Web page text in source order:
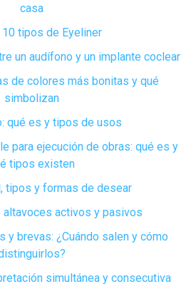
casa
10 tipos de Eyeliner
un audífono y un implante coclear
de colores más bonitas y qué
simbolizan
qué es y tipos de usos
para ejecución de obras: qué es y
tipos existen
tipos y formas de desear
altavoces activos y pasivos
y brevas: ¿Cuándo salen y cómo
simultánea y consecutiva